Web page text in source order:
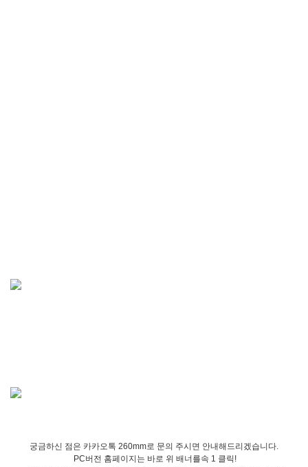
궁금하신 점은 카카오톡 260mm로 문의 주시면 안내해드리겠습니다.
PC버전 홈페이지는 바로 위 배너를속 1 클릭!